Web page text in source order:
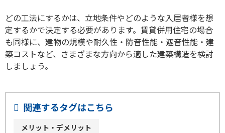
どの工法にするかは、立地条件やどのような入居者様を想
定するかで決定する必要があります。賃貸併用住宅の場合
も同様に、建物の規模や耐久性・防音性能・遮音性能・建
築コストなど、さまざまな方向から適した建築構造を検討
しましょう。
関連するタグはこちら
メリット・デメリット